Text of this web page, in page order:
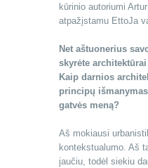
kūrinio autoriumi
atpažįstamu EttoJa
Net aštuonerius
skyrėte
Kaip darnios
principų
gatvės meną?
Aš mokiausi
kontekstualumo. Aš
jaučiu, todėl siekiu